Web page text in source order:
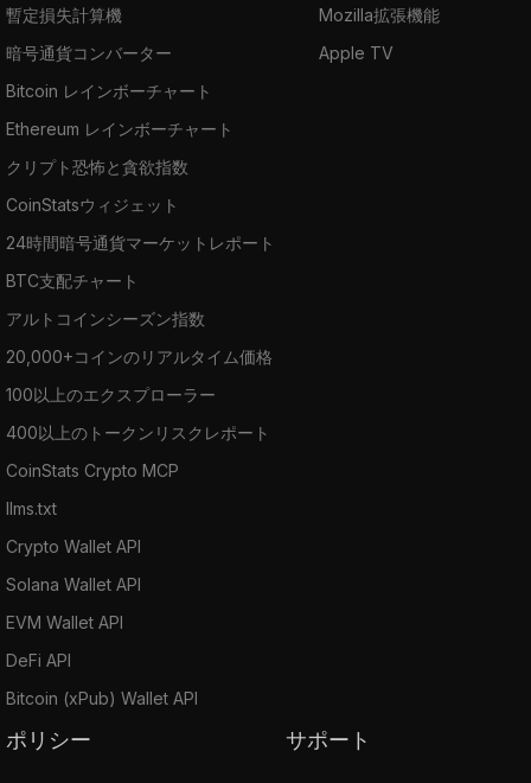
暫定損失計算機
暗号通貨コンバーター
Bitcoin レインボーチャート
Ethereum レインボーチャート
クリプト恐怖と貪欲指数
CoinStatsウィジェット
24時間暗号通貨マーケットレポート
BTC支配チャート
アルトコインシーズン指数
20,000+コインのリアルタイム価格
100以上のエクスプローラー
400以上のトークンリスクレポート
CoinStats Crypto MCP
llms.txt
Crypto Wallet API
Solana Wallet API
EVM Wallet API
DeFi API
Bitcoin (xPub) Wallet API
Mozilla拡張機能
Apple TV
ポリシー サポート